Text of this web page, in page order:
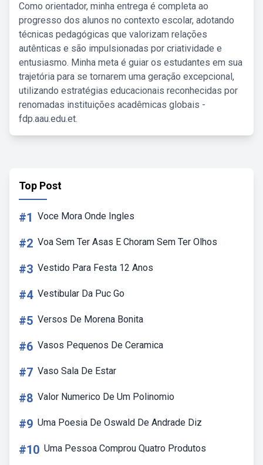
Como orientador, minha entrega é completa ao
progresso dos alunos no contexto escolar, adotando
técnicas pedagógicas que valorizam relações
autênticas e são impulsionadas por criatividade e
entusiasmo. Minha meta é guiar os estudantes em sua
trajetória para se tornarem uma geração excepcional,
utilizando estratégias educacionais reconhecidas por
renomadas instituições acadêmicas globais -
fdp.aau.edu.et.
Top Post
#1 Voce Mora Onde Ingles
#2 Voa Sem Ter Asas E Choram Sem Ter Olhos
#3 Vestido Para Festa 12 Anos
#4 Vestibular Da Puc Go
#5 Versos De Morena Bonita
#6 Vasos Pequenos De Ceramica
#7 Vaso Sala De Estar
#8 Valor Numerico De Um Polinomio
#9 Uma Poesia De Oswald De Andrade Diz
#10 Uma Pessoa Comprou Quatro Produtos